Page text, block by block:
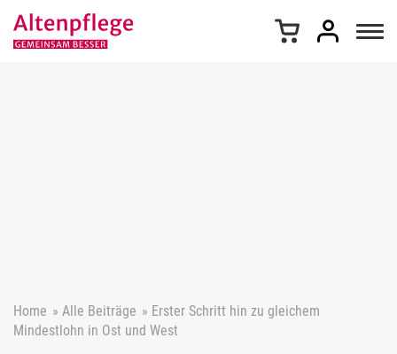
Home » Alle Beiträge » Erster Schritt hin zu gleichem
Mindestlohn in Ost und West